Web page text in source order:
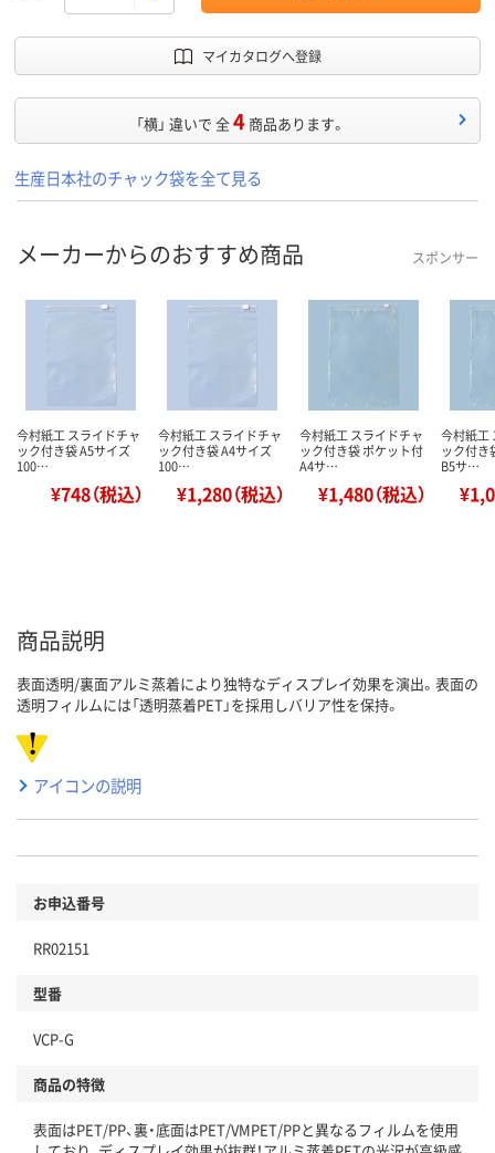
マイカタログへ登録
「横」 違いで 全4 商品あります。
生産日本社のチャック袋を全て見る
メーカーからのおすすめ商品 スポンサー
今村紙工 スライドチャ
ック付き袋 A5サイズ
100…
¥748（税込）
今村紙工 スライドチャ
ック付き袋 A4サイズ
100…
¥1,280（税込）
今村紙工 スライドチャ
ック付き袋 ポケット付
A4サ…
¥1,480（税込）
今村紙工
ック付き
B5サ…
商品説明
表面透明/裏面アルミ蒸着により独特なディスプレイ効果を演出。表面の
透明フィルムには「透明蒸着PET」を採用しバリア性を保持。
アイコンの説明
お申込番号
RR02151
型番
VCP-G
商品の特徴
表面はPET/PP、裏・底面はPET/VMPET/PPと異なるフィルムを使用